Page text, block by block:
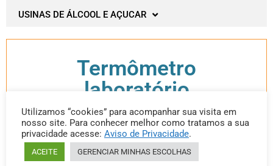
USINAS DE ÁLCOOL E AÇUCAR
Termômetro
laboratório
Categoria: Termômetro laboratório
Utilizamos “cookies” para acompanhar sua visita em
nosso site. Para conhecer melhor como tratamos a sua
privacidade acesse: Aviso de Privacidade.
ACEITE GERENCIAR MINHAS ESCOLHAS